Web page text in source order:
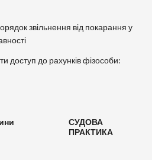
звільнення від покарання у
доступ до рахунків фізособи:
СУДОВА
ПРАКТИКА